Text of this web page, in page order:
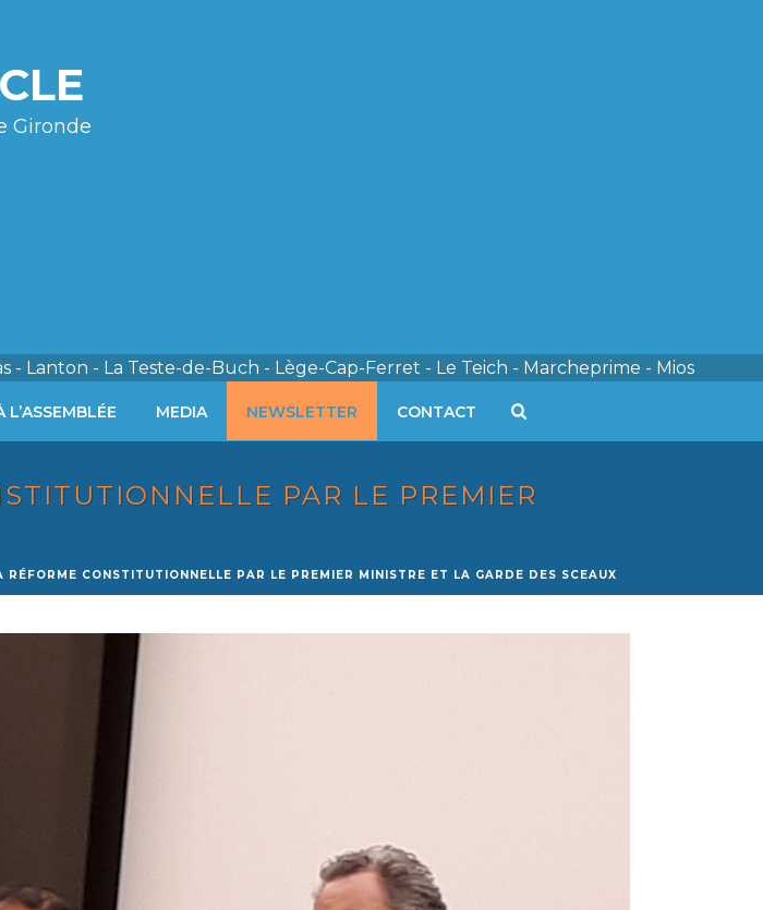
Gironde
Lanton - La Teste-de-Buch - Lège-Cap-Ferret - Le Teich - Marcheprime - Mios
L’ASSEMBLÉE MEDIA NEWSLETTER CONTACT
PAR LE PREMIER
RÉFORME CONSTITUTIONNELLE PAR LE PREMIER MINISTRE ET LA GARDE DES SCEAUX